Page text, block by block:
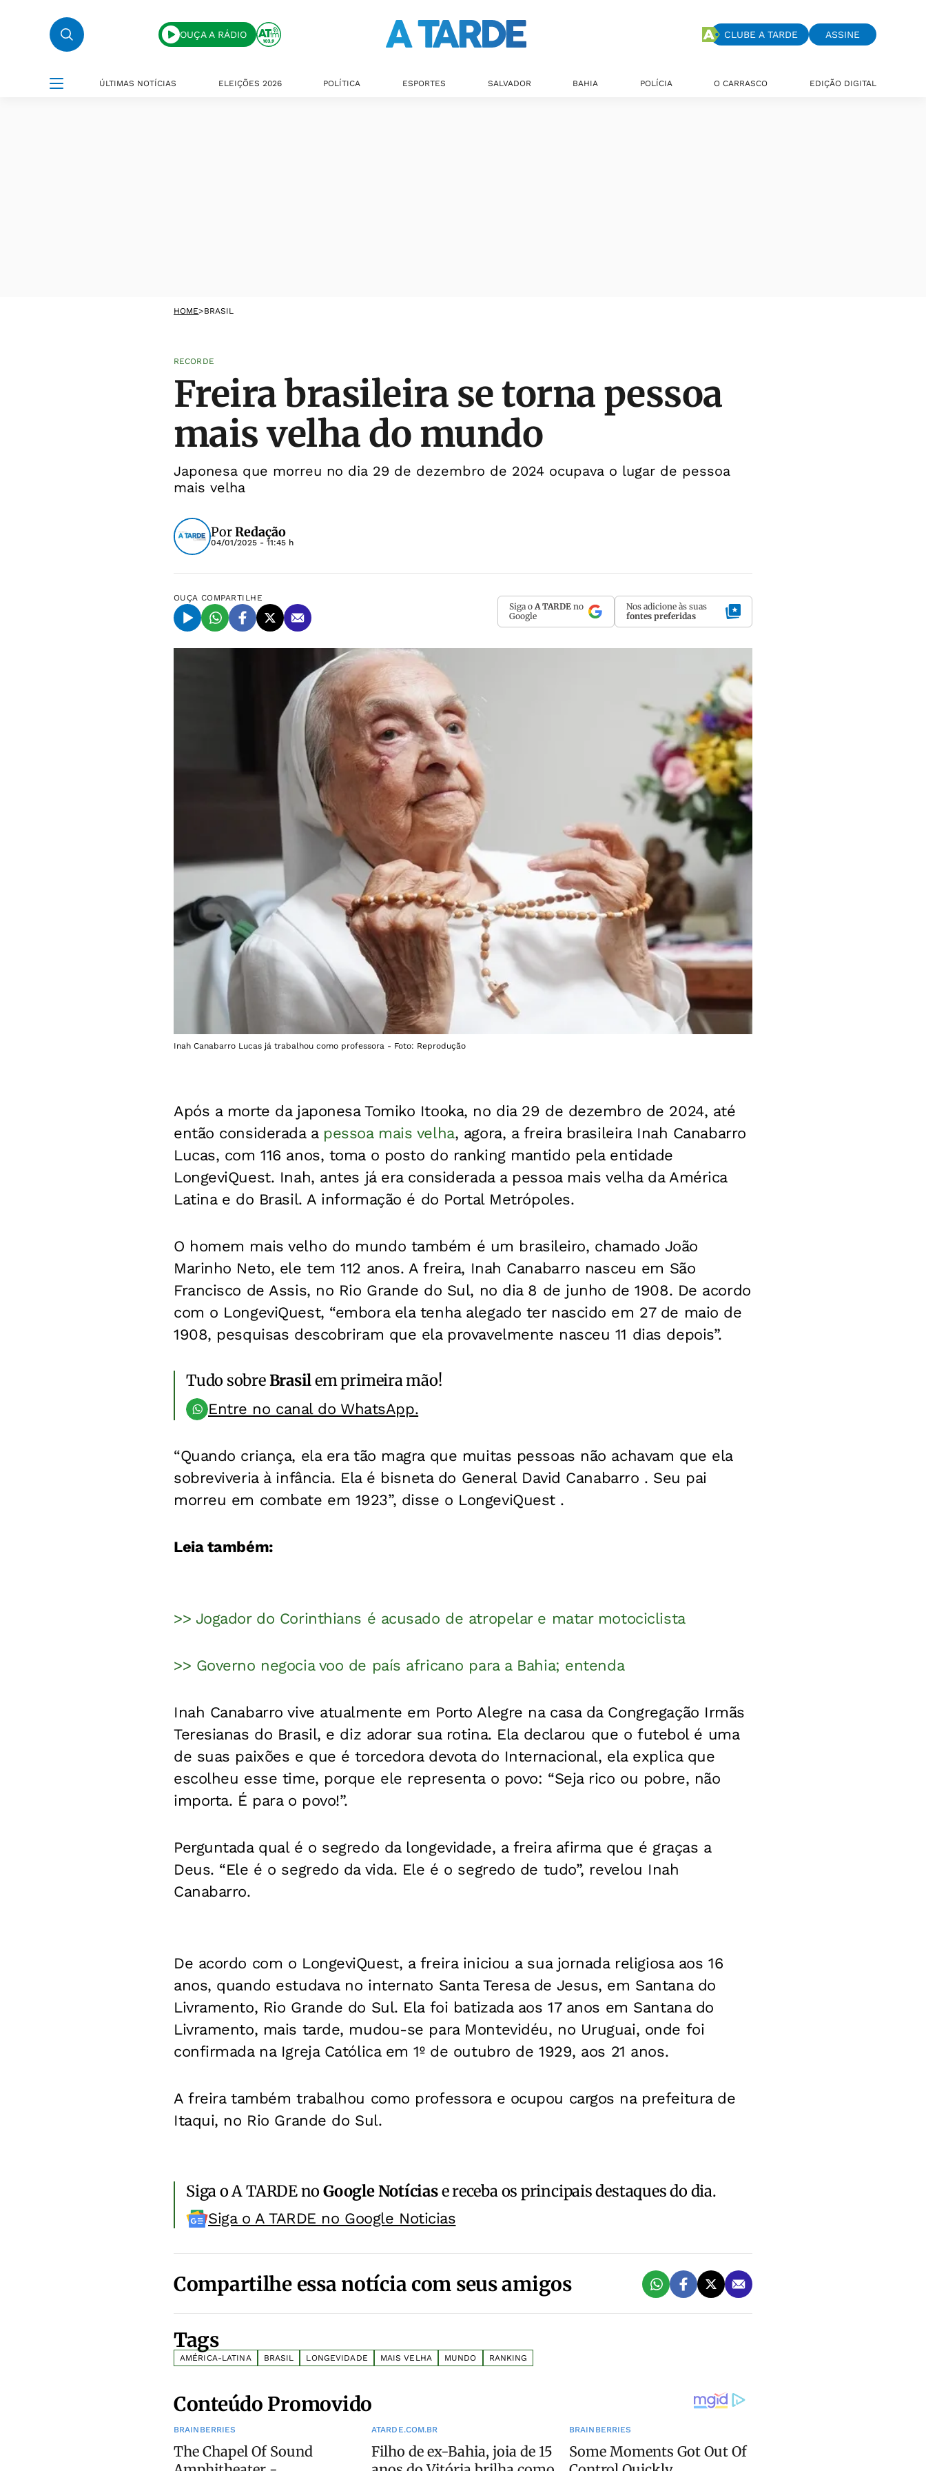
OUÇA A RÁDIO CLUBE A TARDE ASSINE
ÚLTIMAS NOTÍCIAS ELEIÇÕES 2026 POLÍTICA ESPORTES SALVADOR BAHIA POLÍCIA O CARRASCO EDIÇÃO DIGITAL
HOME>BRASIL
RECORDE
Freira brasileira se torna pessoa
mais velha do mundo
Japonesa que morreu no dia 29 de dezembro de 2024 ocupava o lugar de pessoa
mais velha
PorRedação
04/01/2025 - 11:45 h
OUÇA COMPARTILHE
Siga o A TARDE no
Google
Nos adicione às suas
fontes preferidas
Inah Canabarro Lucas já trabalhou como professora - Foto: Reprodução
Após a morte da japonesa Tomiko Itooka, no dia 29 de dezembro de 2024, até
então considerada a pessoa mais velha, agora, a freira brasileira Inah Canabarro
Lucas, com 116 anos, toma o posto do ranking mantido pela entidade
LongeviQuest. Inah, antes já era considerada a pessoa mais velha da América
Latina e do Brasil. A informação é do Portal Metrópoles.
O homem mais velho do mundo também é um brasileiro, chamado João
Marinho Neto, ele tem 112 anos. A freira, Inah Canabarro nasceu em São
Francisco de Assis, no Rio Grande do Sul, no dia 8 de junho de 1908. De acordo
com o LongeviQuest, “embora ela tenha alegado ter nascido em 27 de maio de
1908, pesquisas descobriram que ela provavelmente nasceu 11 dias depois”.
Tudo sobreBrasilem primeira mão!
Entre no canal do WhatsApp.
“Quando criança, ela era tão magra que muitas pessoas não achavam que ela
sobreviveria à infância. Ela é bisneta do General David Canabarro . Seu pai
morreu em combate em 1923”, disse o LongeviQuest .
Leia também:
>> Jogador do Corinthians é acusado de atropelar e matar motociclista
>> Governo negocia voo de país africano para a Bahia; entenda
Inah Canabarro vive atualmente em Porto Alegre na casa da Congregação Irmãs
Teresianas do Brasil, e diz adorar sua rotina. Ela declarou que o futebol é uma
de suas paixões e que é torcedora devota do Internacional, ela explica que
escolheu esse time, porque ele representa o povo: “Seja rico ou pobre, não
importa. É para o povo!”.
Perguntada qual é o segredo da longevidade, a freira afirma que é graças a
Deus. “Ele é o segredo da vida. Ele é o segredo de tudo”, revelou Inah
Canabarro.
De acordo com o LongeviQuest, a freira iniciou a sua jornada religiosa aos 16
anos, quando estudava no internato Santa Teresa de Jesus, em Santana do
Livramento, Rio Grande do Sul. Ela foi batizada aos 17 anos em Santana do
Livramento, mais tarde, mudou-se para Montevidéu, no Uruguai, onde foi
confirmada na Igreja Católica em 1º de outubro de 1929, aos 21 anos.
A freira também trabalhou como professora e ocupou cargos na prefeitura de
Itaqui, no Rio Grande do Sul.
Siga o A TARDE noGoogle Notíciase receba os principais destaques do dia.
Siga o A TARDE no Google Noticias
Compartilhe essa notícia com seus amigos
Tags
AMÉRICA-LATINA BRASIL LONGEVIDADE MAIS VELHA MUNDO RANKING